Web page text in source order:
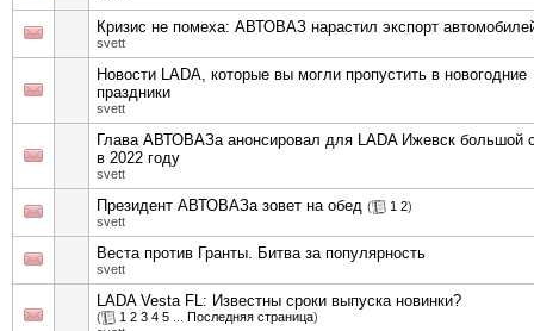
Кризис не помеха: АВТОВАЗ нарастил экспорт
svett
Новости LADA, которые вы могли пропустить в новогодние
праздники
svett
Глава АВТОВАЗа анонсировал для LADA Ижевск большой
в 2022 году
svett
Президент АВТОВАЗа зовет на обед ( 1 2)
svett
Веста против Гранты. Битва за популярность
svett
LADA Vesta FL: Известны сроки выпуска новинки?
( 1 2 3 4 5 Последняя страница)